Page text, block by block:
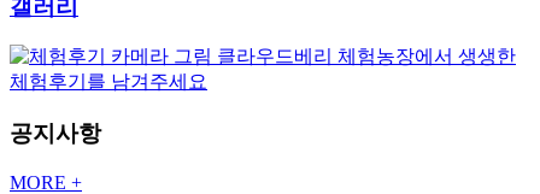
갤러리
클라우드베리 체험농장에서 생생한
체험후기를 남겨주세요
공지사항
MORE +